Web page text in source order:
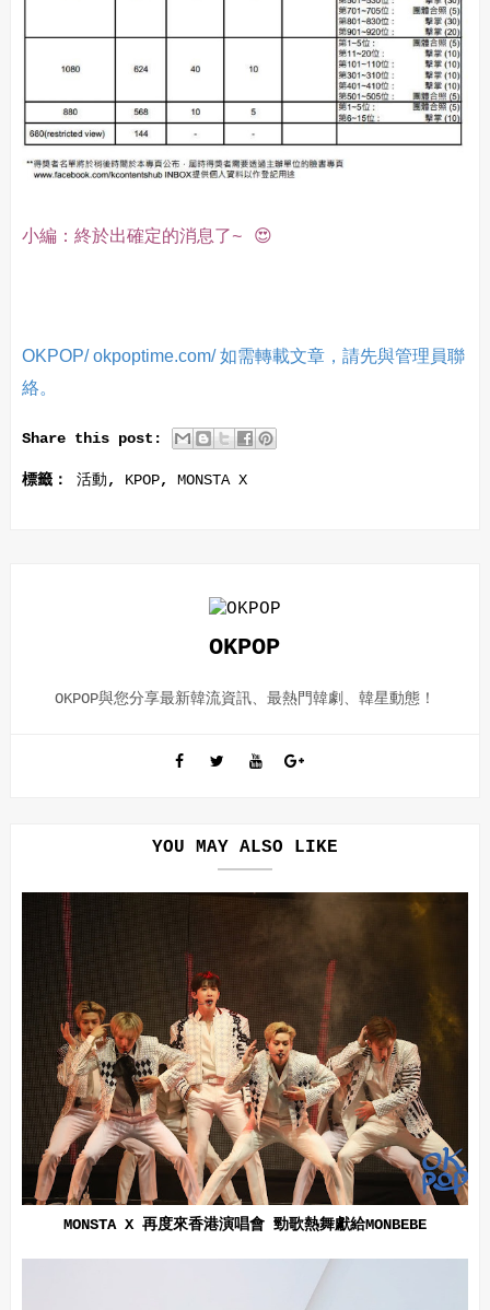
小編：終於出確定的消息了~ 😍
OKPOP/ okpoptime.com/ 如需轉載文章，請先與管理員聯
絡。
Share this post:
標籤： 活動, KPOP, MONSTA X
OKPOP
OKPOP與您分享最新韓流資訊、最熱門韓劇、韓星動態！
YOU MAY ALSO LIKE
MONSTA X 再度來香港演唱會 勁歌熱舞獻給MONBEBE